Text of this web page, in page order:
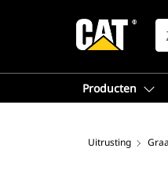
Producten
Uitrusting